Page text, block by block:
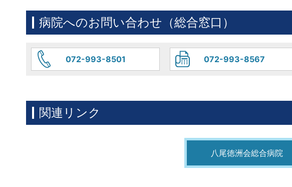
病院へのお問い合わせ（総合窓口）
072-993-8501 072-993-8567
関連リンク
八尾徳洲会総合病院